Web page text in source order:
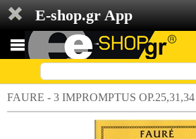
E-shop.gr App
FAURE - 3 IMPROMPTUS OP.25,31,34